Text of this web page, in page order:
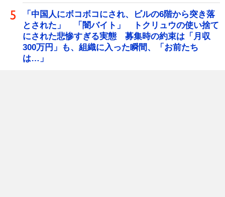
「中国人にボコボコにされ、ビルの6階から突き落
とされた」 「闇バイト」 トクリュウの使い捨て
にされた悲惨すぎる実態 募集時の約束は「月収
300万円」も、組織に入った瞬間、「お前たち
は…」